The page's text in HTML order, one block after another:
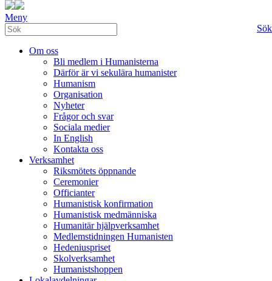
Meny
Sök
Om oss
Bli medlem i Humanisterna
Därför är vi sekulära humanister
Humanism
Organisation
Nyheter
Frågor och svar
Sociala medier
In English
Kontakta oss
Verksamhet
Riksmötets öppnande
Ceremonier
Officianter
Humanistisk konfirmation
Humanistisk medmänniska
Humanitär hjälpverksamhet
Medlemstidningen Humanisten
Hedeniuspriset
Skolverksamhet
Humanistshoppen